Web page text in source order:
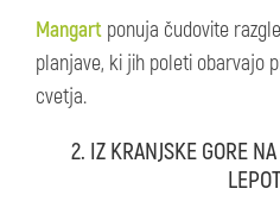
Mangart ponuja čudovite
planjave, ki jih poleti obarvajo
cvetja.
2. IZ KRANJSKE GORE